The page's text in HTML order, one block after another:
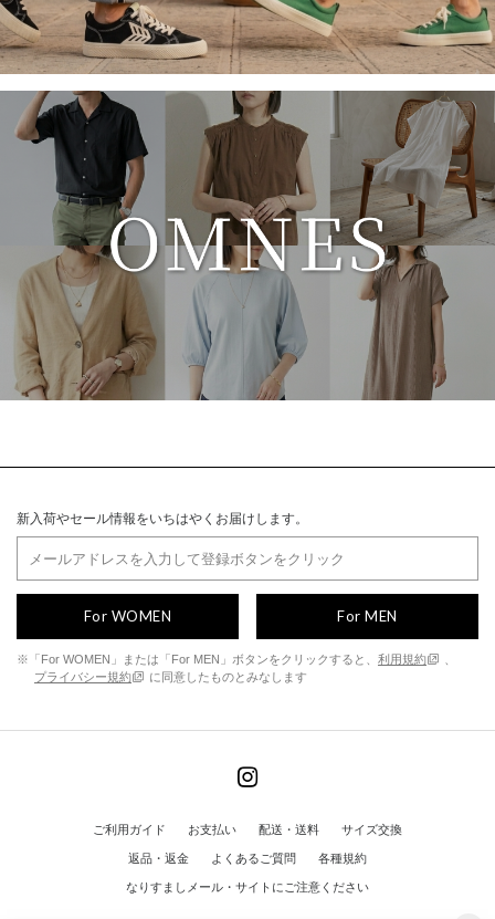
新入荷やセール情報をいちはやくお届けします。
For WOMEN For MEN
※「For WOMEN」または「For MEN」ボタンをクリックすると、 利用規約
プライバシー規約
に同意したものとみなします
ご利用ガイド お支払い 配送・送料 サイズ交換
返品・返金 よくあるご質問 各種規約
なりすましメール・サイトにご注意ください